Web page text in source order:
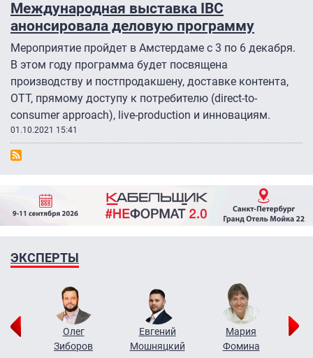
Международная выставка IBC
анонсировала деловую программу
Мероприятие пройдет в Амстердаме с 3 по 6 декабря.
В этом году программа будет посвящена
производству и постпродакшену, доставке контента,
OTT, прямому доступу к потребителю (direct-to-
consumer approach), live-production и инновациям.
01.10.2021 15:41
ЭКСПЕРТЫ
Олег
Зиборов
Евгений
Мошняцкий
Мария
Фомина